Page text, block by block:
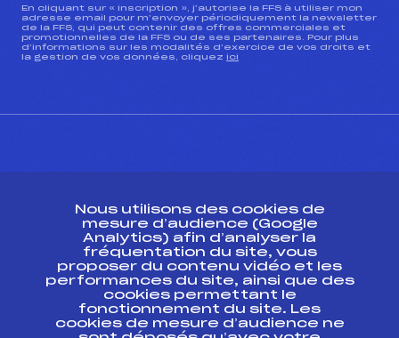
En cliquant sur « inscription », j’autorise la FFS à utiliser mon
adresse email pour m’envoyer périodiquement la newsletter
de la FFS, qui peut contenir des offres commerciales et
promotionnelles de la FFS ou de ses partenaires. Pour plus
d’informations sur les modalités d’exercice de vos droits et
la gestion de vos données, cliquez ici
ESPACE PRESSE
Ressources
Pass’Neige
Projet sportif fédéral
Projet de performance fédéral
Nous utilisons des cookies de
mesure d’audience (Google
Analytics) afin d’analyser la
fréquentation du site, vous
proposer du contenu vidéo et les
performances du site, ainsi que des
cookies permettant le
fonctionnement du site. Les
cookies de mesure d’audience ne